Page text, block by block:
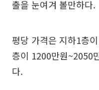
출을 눈여겨 볼만하다.
평당 가격은 지하1층
층이 1200만원~2050
다.